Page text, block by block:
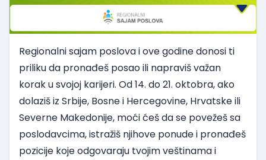
Regionalni sajam poslova i ove godine donosi ti
priliku da pronađeš posao ili napraviš važan
korak u svojoj karijeri. Od 14. do 21. oktobra, ako
dolaziš iz Srbije, Bosne i Hercegovine, Hrvatske ili
Severne Makedonije, moći ćeš da se povežeš sa
poslodavcima, istražiš njihove ponude i pronađeš
pozicije koje odgovaraju tvojim veštinama i